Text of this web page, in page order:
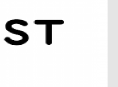
VİDEO GALERİ